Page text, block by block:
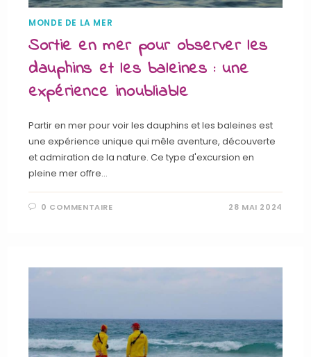
MONDE DE LA MER
Sortie en mer pour observer les
dauphins et les baleines : une
expérience inoubliable
Partir en mer pour voir les dauphins et les baleines est
une expérience unique qui mêle aventure, découverte
et admiration de la nature. Ce type d'excursion en
pleine mer offre…
0 COMMENTAIRE 28 MAI 2024